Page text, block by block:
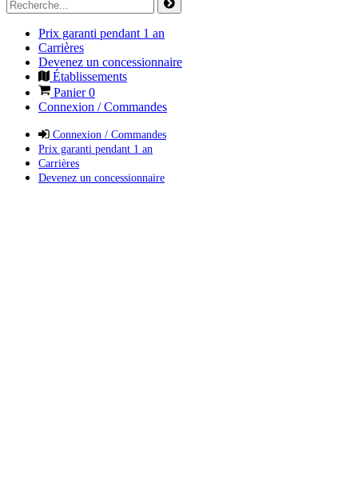
Prix garanti pendant 1 an
Carrières
Devenez un concessionnaire
Établissements
Panier0
Connexion / Commandes
Connexion / Commandes
Prix garanti pendant 1 an
Carrières
Devenez un concessionnaire